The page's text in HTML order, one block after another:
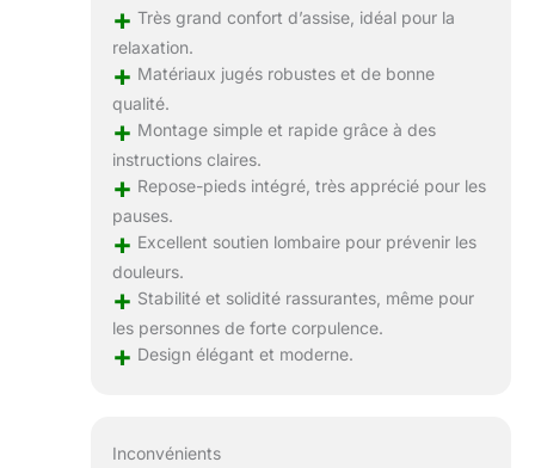
+ Très grand confort d’assise, idéal pour la
relaxation.
+ Matériaux jugés robustes et de bonne
qualité.
+ Montage simple et rapide grâce à des
instructions claires.
+ Repose-pieds intégré, très apprécié pour les
pauses.
+ Excellent soutien lombaire pour prévenir les
douleurs.
+ Stabilité et solidité rassurantes, même pour
les personnes de forte corpulence.
+ Design élégant et moderne.
Inconvénients